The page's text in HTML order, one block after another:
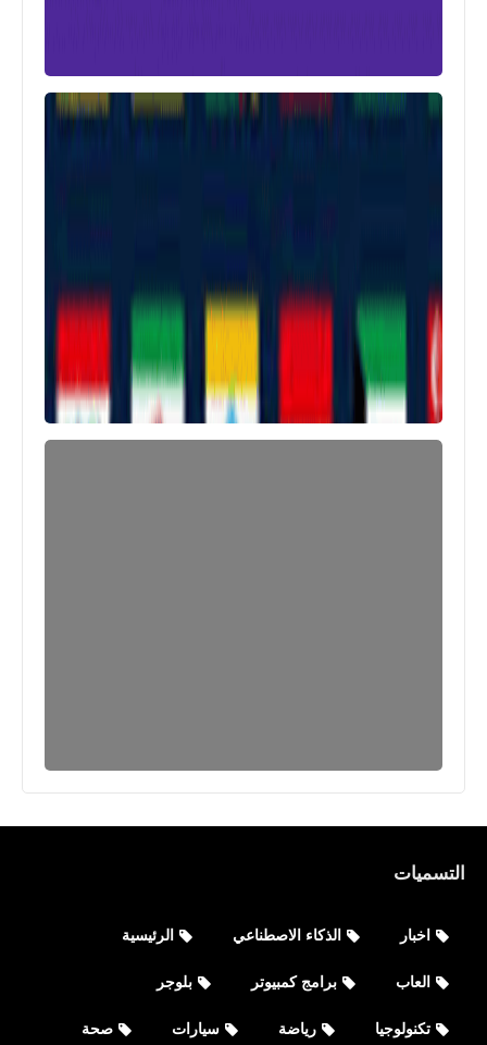
التسميات
اخبار الذكاء الاصطناعي الرئيسية
العاب برامج كمبيوتر بلوجر
تكنولوجيا رياضة سيارات صحة